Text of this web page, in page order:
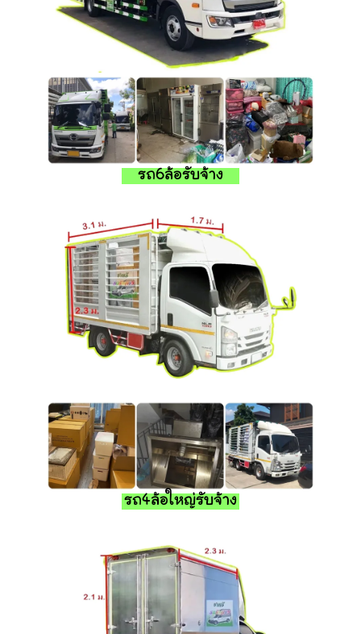
รถ6ล้อรับจ้าง
รถ4ล้อใหญ่รับจ้าง